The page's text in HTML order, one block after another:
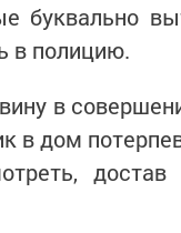
буквально
в полицию.
в
в дом
достав